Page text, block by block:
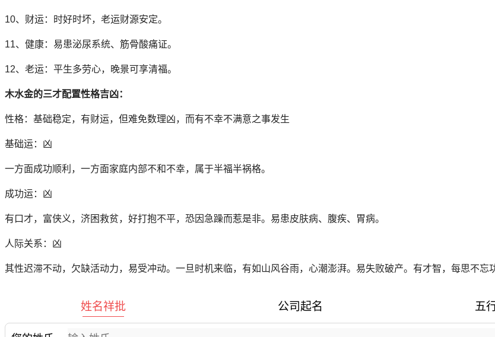
10、财运：时好时坏，老运财源安定。
11、健康：易患泌尿系统、筋骨酸痛证。
12、老运：平生多劳心，晚景可享清福。
木水金的三才配置性格吉凶：
性格：基础稳定，有财运，但难免数理凶，而有不幸不满意之事发生
基础运：凶
一方面成功顺利，一方面家庭内部不和不幸，属于半福半祸格。
成功运：凶
有口才，富侠义，济困救贫，好打抱不平，恐因急躁而惹是非。易患皮肤病、腹疾、胃病。
人际关系：凶
其性迟滞不动，欠缺活动力，易受冲动。一旦时机来临，有如山风谷雨，心潮澎湃。易失败破产。有才智，每思不忘
姓名祥批 公司起名 五